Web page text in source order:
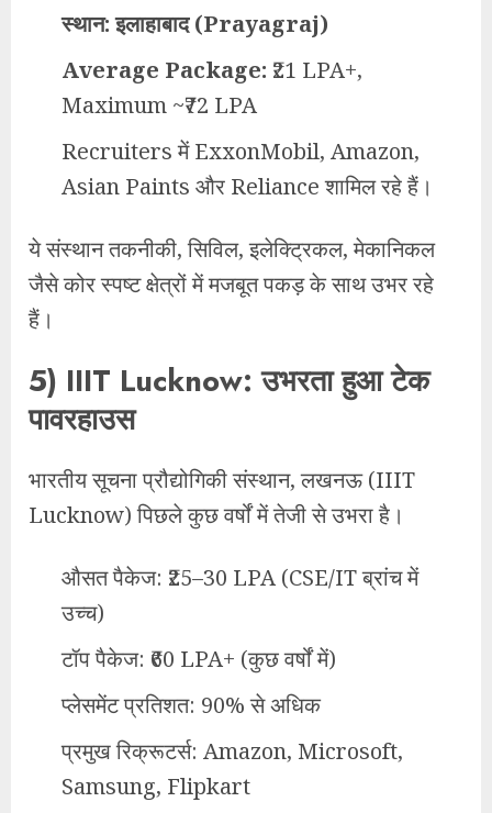
स्थान:इलाहाबाद (Prayagraj)
Average Package: ₹21 LPA+,
Maximum ~₹72 LPA
Recruiters में ExxonMobil, Amazon,
Asian Paints और Reliance शामिल रहे हैं।
ये संस्थान तकनीकी, सिविल, इलेक्ट्रिकल, मेकानिकल
जैसे कोर स्पष्ट क्षेत्रों में मजबूत पकड़ के साथ उभर रहे
हैं।
5) IIIT Lucknow: उभरता हुआ टेक
पावरहाउस
भारतीय सूचना प्रौद्योगिकी संस्थान, लखनऊ (IIIT
Lucknow) पिछले कुछ वर्षों में तेजी से उभरा है।
औसत पैकेज: ₹25–30 LPA (CSE/IT ब्रांच में
उच्च)
टॉप पैकेज: ₹60 LPA+ (कुछ वर्षों में)
प्लेसमेंट प्रतिशत: 90% से अधिक
प्रमुख रिक्रूटर्स: Amazon, Microsoft,
Samsung, Flipkart